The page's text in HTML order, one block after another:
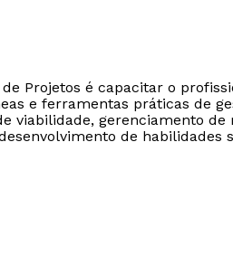
Projetos é capacitar o
e ferramentas práticas de
viabilidade, gerenciamento de
de habilidades